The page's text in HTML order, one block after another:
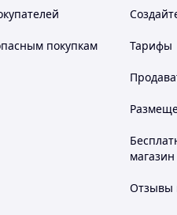
покупкам Тарифы
магазин
Отзывы